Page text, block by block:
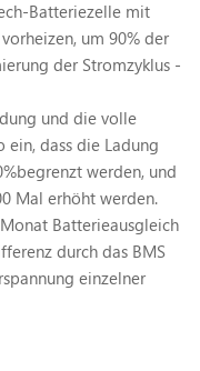
Batteriezelle mit
um 90% der
der Stromzyklus -
und die volle
ein, dass die Ladung
werden, und
Mal erhöht werden.
Batterieausgleich
durch das BMS
einzelner